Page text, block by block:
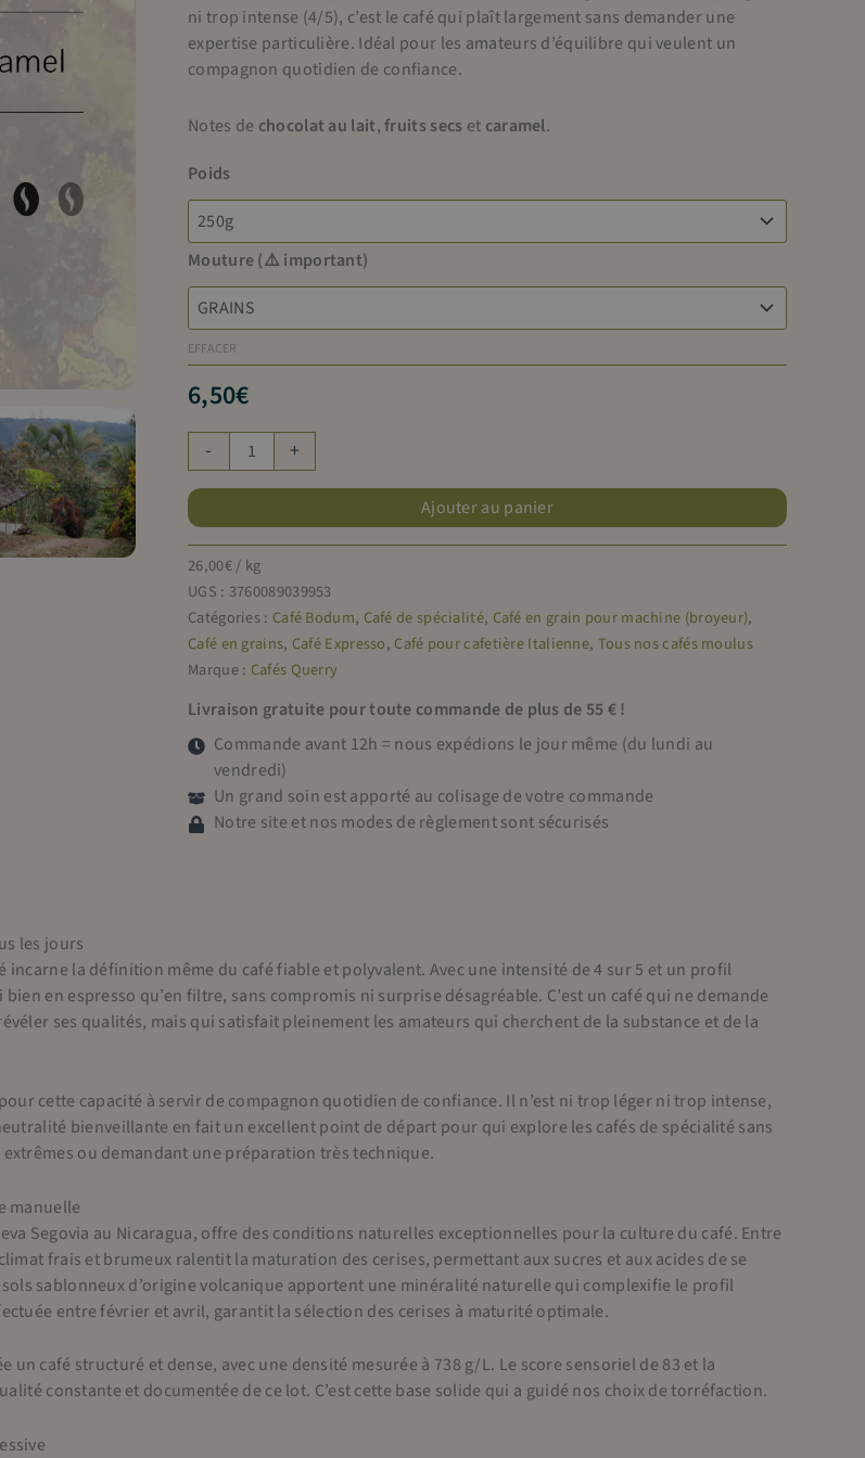
ni trop intense (4/5), c’est le café qui plaît largement sans demander une
expertise particulière. Idéal pour les amateurs d’équilibre qui veulent un
compagnon quotidien de confiance.
Notes de chocolat au lait,fruits secs et caramel.
Poids
Mouture (⚠️ important)
EFFACER
6,50€
-
quantité
de
Nicaragua
-
Dipilto
-
El
Toston
+
Ajouter au panier
26,00€/ kg
UGS : 3760089039953
Catégories : Café Bodum, Café de spécialité, Café en grain pour machine (broyeur),
Café en grains, Café Expresso, Café pour cafetière Italienne, Tous nos cafés moulus
Marque : Cafés Querry
Livraison gratuite pour toute commande de plus de 55 € !
Commande avant 12h = nous expédions le jour même (du lundi au
vendredi)
Un grand soin est apporté au colisage de votre commande
Notre site et nos modes de règlement sont sécurisés
les jours
incarne la définition même du café fiable et polyvalent. Avec une intensité de 4 sur 5 et un profil
en espresso qu’en filtre, sans compromis ni surprise désagréable. C’est un café qui ne demande
ses qualités, mais qui satisfait pleinement les amateurs qui cherchent de la substance et de la
cette capacité à servir de compagnon quotidien de confiance. Il n’est ni trop léger ni trop intense,
bienveillante en fait un excellent point de départ pour qui explore les cafés de spécialité sans
ou demandant une préparation très technique.
manuelle
Segovia au Nicaragua, offre des conditions naturelles exceptionnelles pour la culture du café. Entre
frais et brumeux ralentit la maturation des cerises, permettant aux sucres et aux acides de se
sablonneux d’origine volcanique apportent une minéralité naturelle qui complexifie le profil
entre février et avril, garantit la sélection des cerises à maturité optimale.
un café structuré et dense, avec une densité mesurée à 738 g/L. Le score sensoriel de 83 et la
constante et documentée de ce lot. C’est cette base solide qui a guidé nos choix de torréfaction.